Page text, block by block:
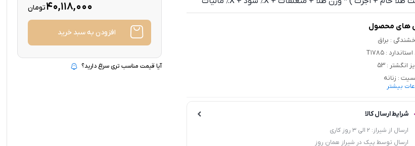
های محصول
: براق
: T1785
انگشتر : 53
: زنانه
طلا: زرد
بیشتر
شرایط ارسال کالا
ارسال از شیراز: 2 الی 3 روز کاری
ارسال توسط پیک در شیراز همان روز
40,118,000تومان
افزودن به سبد خرید
آیا قیمت مناسب تری سراغ دارید؟